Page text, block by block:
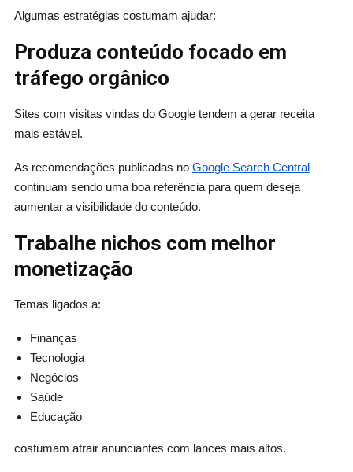
Algumas estratégias costumam ajudar:
Produza conteúdo focado em
tráfego orgânico
Sites com visitas vindas do Google tendem a gerar receita
mais estável.
As recomendações publicadas no Google Search Central
continuam sendo uma boa referência para quem deseja
aumentar a visibilidade do conteúdo.
Trabalhe nichos com melhor
monetização
Temas ligados a:
Finanças
Tecnologia
Negócios
Saúde
Educação
costumam atrair anunciantes com lances mais altos.